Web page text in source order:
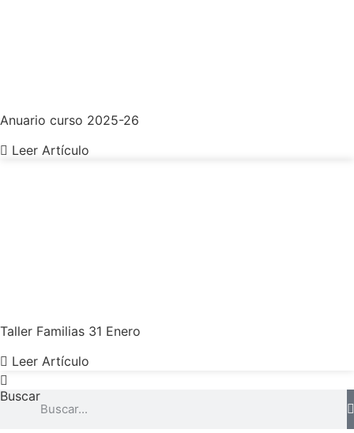
Anuario curso 2025-26
Leer Artículo
Taller Familias 31 Enero
Leer Artículo
Buscar